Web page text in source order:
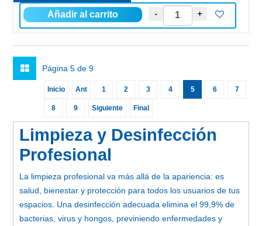
Página 5 de 9
Inicio Ant 1 2 3 4 5 6 7
8 9 Siguiente Final
Limpieza y Desinfección
Profesional
La limpieza profesional va más allá de la apariencia: es
salud, bienestar y protección para todos los usuarios de tus
espacios. Una desinfección adecuada elimina el 99,9% de
bacterias, virus y hongos, previniendo enfermedades y